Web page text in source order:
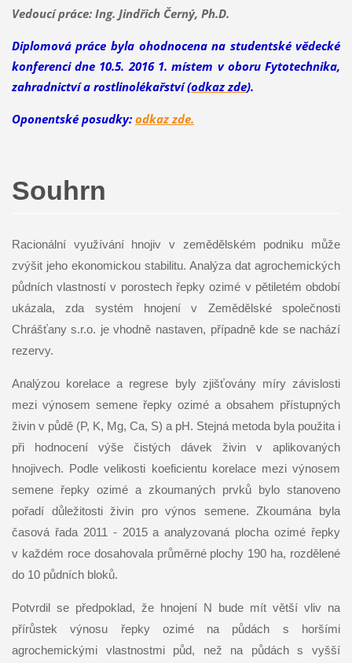
Vedoucí práce: Ing. Jindřich Černý, Ph.D.
Diplomová práce byla ohodnocena na studentské vědecké
konferenci dne 10.5. 2016 1. místem v oboru Fytotechnika,
zahradnictví a rostlinolékařství (odkaz zde).
Oponentské posudky: odkaz zde.
Souhrn
Racionální využívání hnojiv v zemědělském podniku může
zvýšit jeho ekonomickou stabilitu. Analýza dat agrochemických
půdních vlastností v porostech řepky ozimé v pětiletém období
ukázala, zda systém hnojení v Zemědělské společnosti
Chrášťany s.r.o. je vhodně nastaven, případně kde se nachází
rezervy.
Analýzou korelace a regrese byly zjišťovány míry závislosti
mezi výnosem semene řepky ozimé a obsahem přístupných
živin v půdě (P, K, Mg, Ca, S) a pH. Stejná metoda byla použita i
při hodnocení výše čistých dávek živin v aplikovaných
hnojivech. Podle velikosti koeficientu korelace mezi výnosem
semene řepky ozimé a zkoumaných prvků bylo stanoveno
pořadí důležitosti živin pro výnos semene. Zkoumána byla
časová řada 2011 - 2015 a analyzovaná plocha ozimé řepky
v každém roce dosahovala průměrné plochy 190 ha, rozdělené
do 10 půdních bloků.
Potvrdil se předpoklad, že hnojení N bude mít větší vliv na
přírůstek výnosu řepky ozimé na půdách s horšími
agrochemickými vlastnostmi půd, než na půdách s vyšší